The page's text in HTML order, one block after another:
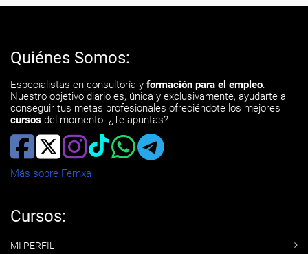
Quiénes Somos:
Especialistas en consultoría y formación para el empleo.
Nuestro objetivo diario es, única y exclusivamente, ayudarte a
conseguir tus metas profesionales ofreciéndote los mejores
cursos del momento. ¿Te apuntas?
Más sobre Femxa
Cursos:
MI PERFIL